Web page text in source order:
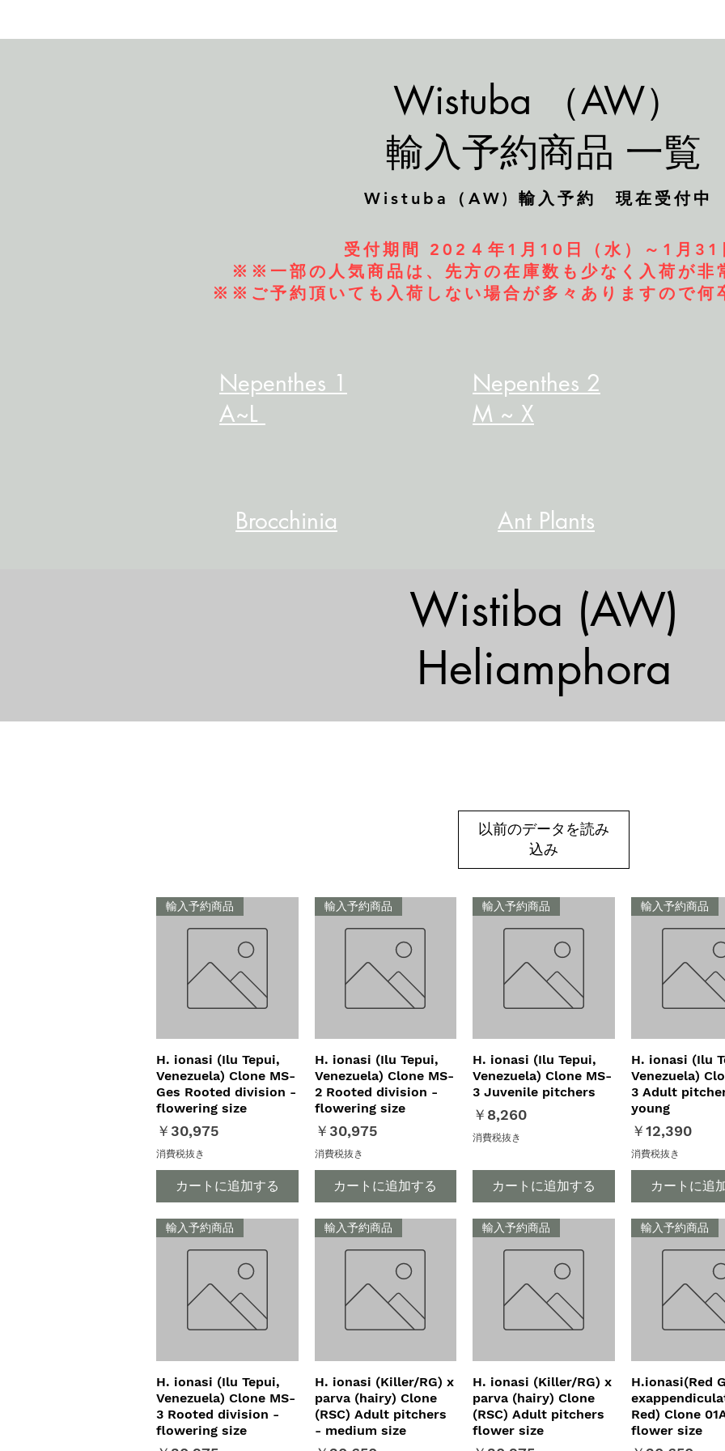
Wistuba （AW）
​輸入予約商品 一覧
​Wistuba（AW) 輸入予約 現在受付中
受付期間 202４年1月10日（水）～1月31
​※※一部の人気商品は、先方の在庫数も少なく入荷が非
​※※ご予約頂いても入荷しない場合が多々ありますので何
Nepenthes 1
A~L
Nepenthes 2
M ~ X
​Brocchinia Ant Plants
Wistiba (AW)
Heliamphora
以前のデータを読み
込み
クイックビュー
輸入予約商品
H. ionasi (Ilu Tepui,
Venezuela) Clone MS-
Ges Rooted division -
flowering size
価格
￥30,975
消費税抜き
カートに追加する
クイックビュー
輸入予約商品
H. ionasi (Ilu Tepui,
Venezuela) Clone MS-
2 Rooted division -
flowering size
価格
￥30,975
消費税抜き
カートに追加する
クイックビュー
輸入予約商品
H. ionasi (Ilu Tepui,
Venezuela) Clone MS-
3 Juvenile pitchers
価格
￥8,260
消費税抜き
カートに追加する
クイックビ
輸入予約商品
H. ionasi (Ilu
Venezuela)
3 Adult
young
価格
￥12,390
消費税抜き
カートに追
クイックビュー
輸入予約商品
H. ionasi (Ilu Tepui,
Venezuela) Clone MS-
3 Rooted division -
flowering size
クイックビュー
輸入予約商品
H. ionasi (Killer/RG) x
parva (hairy) Clone
(RSC) Adult pitchers
- medium size
クイックビュー
輸入予約商品
H. ionasi (Killer/RG) x
parva (hairy) Clone
(RSC) Adult pitchers
flower size
クイックビ
輸入予約商品
H.ionasi(Red
Red) Clone
flower size